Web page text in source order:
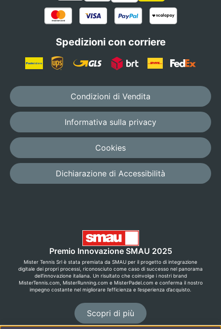
Spedizioni con corriere
Condizioni di Vendita
Informativa sulla privacy
Cookies
Dichiarazione di Accessibilità
Premio Innovazione SMAU 2025
Mister Tennis Srl è stata premiata da SMAU per il progetto di integrazione
digitale dei propri processi, riconosciuto come caso di successo nel panorama
dell’innovazione italiana. Un risultato che coinvolge i nostri brand
MisterTennis.com, MisterRunning.com e MisterPadel.com e conferma il nostro
impegno costante nel migliorare l’efficienza e l’esperienza d’acquisto.
Scopri di più